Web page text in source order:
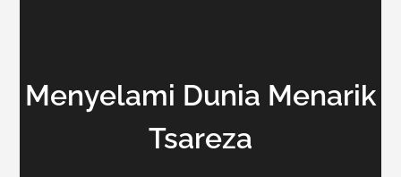
Menyelami Dunia Menarik
Tsareza